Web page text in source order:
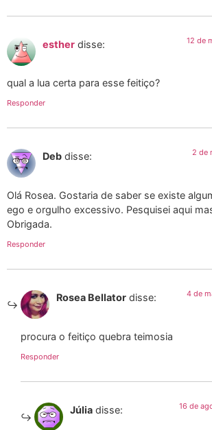
esther disse: 12 de
qual a lua certa para esse feitiço?
Responder
Deb disse: 2 de
Olá Rosea. Gostaria de saber se existe
ego e orgulho excessivo. Pesquisei aqui
Obrigada.
Responder
Rosea Bellator disse: 4 de
procura o feitiço quebra teimosia
Responder
Júlia disse: 16 de